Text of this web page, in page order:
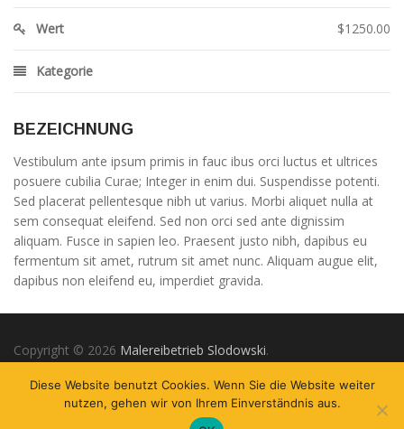
Wert $1250.00
Kategorie
BEZEICHNUNG
Vestibulum ante ipsum primis in fauc ibus orci luctus et ultrices
posuere cubilia Curae; Integer in enim dui. Suspendisse potenti.
Sed placerat pellentesque nibh ut varius. Morbi aliquet nulla at
sem consequat eleifend. Sed non orci sed ante dignissim
aliquam. Fusce in sapien leo. Praesent justo nibh, dapibus eu
fermentum sit amet, rutrum sit amet nunc. Aliquam augue elit,
dapibus non eleifend eu, imperdiet gravida.
Copyright © 2026 Malereibetrieb Slodowski.
tamerdesign
Impressum Datenschutzerklärung
Diese Website benutzt Cookies. Wenn Sie die Website weiter
nutzen, gehen wir von Ihrem Einverständnis aus.